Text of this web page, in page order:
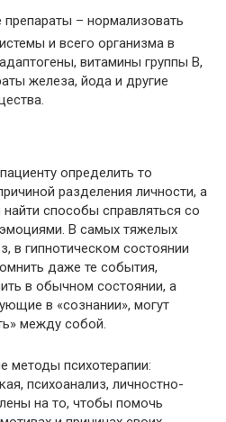
– нормализовать
и всего организма в
витамины группы В,
железа, йода и другие
определить то
разделения личности, а
способы справляться со
В самых тяжелых
в гипнотическом состоянии
даже те события,
в обычном состоянии, а
в «сознании», могут
между собой.
методы психотерапии:
психоанализ, личностно-
на то, чтобы помочь